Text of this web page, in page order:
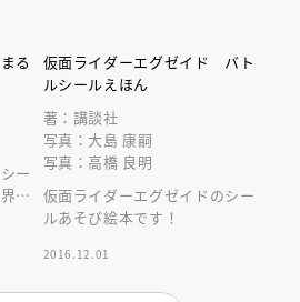
る
ー
を
仮面ライダーエグゼイド バト
ルシールえほん
著：講談社
写真：大島 康嗣
写真：高橋 良明
仮面ライダーエグゼイドのシー
ルあそび絵本です！
2016.12.01